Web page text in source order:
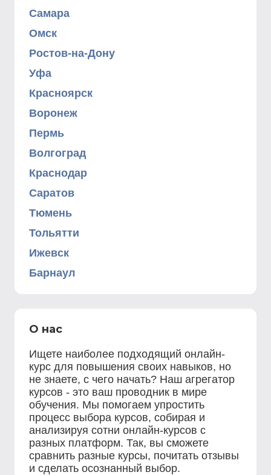
Самара
Омск
Ростов-на-Дону
Уфа
Красноярск
Воронеж
Пермь
Волгоград
Краснодар
Саратов
Тюмень
Тольятти
Ижевск
Барнаул
О нас
Ищете наиболее подходящий онлайн-
курс для повышения своих навыков, но
не знаете, с чего начать? Наш агрегатор
курсов - это ваш проводник в мире
обучения. Мы помогаем упростить
процесс выбора курсов, собирая и
анализируя сотни онлайн-курсов с
разных платформ. Так, вы сможете
сравнить разные курсы, почитать отзывы
и сделать осознанный выбор.